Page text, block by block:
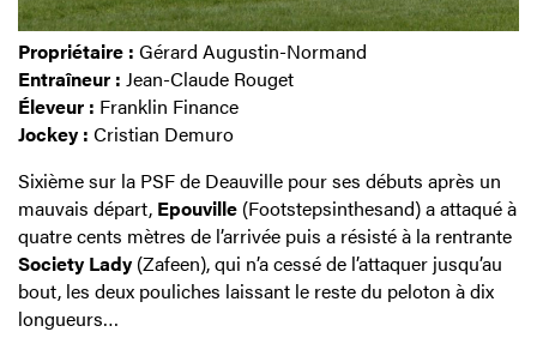
Propriétaire : Gérard Augustin-Normand
Entraîneur : Jean-Claude Rouget
Éleveur : Franklin Finance
Jockey : Cristian Demuro
Sixième sur la PSF de Deauville pour ses débuts après un
mauvais départ, Epouville (Footstepsinthesand) a attaqué à
quatre cents mètres de l’arrivée puis a résisté à la rentrante
Society Lady (Zafeen), qui n’a cessé de l’attaquer jusqu’au
bout, les deux pouliches laissant le reste du peloton à dix
longueurs…